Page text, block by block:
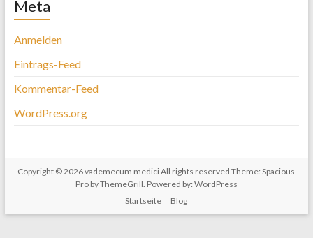
Meta
Anmelden
Eintrags-Feed
Kommentar-Feed
WordPress.org
Copyright © 2026vademecum mediciAll rights reserved.Theme:Spacious
Proby ThemeGrill. Powered by: WordPress
Startseite
Blog